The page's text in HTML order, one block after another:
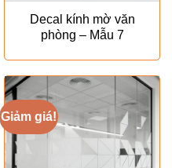
Decal kính mờ văn
phòng – Mẫu 7
Giảm giá!